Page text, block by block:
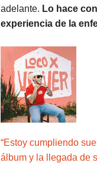
adelante. Lo hace con
experiencia de la
“Estoy cumpliendo
álbum y la llegada de